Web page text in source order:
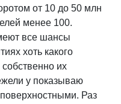
от 10 до 50 млн
менее 100.
все шансы
хоть какого
их
у показываю
Раз